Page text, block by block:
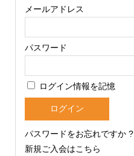
メールアドレス
パスワード
ログイン情報を記憶
パスワードをお忘れですか ?
新規ご入会はこちら